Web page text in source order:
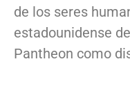
de los seres
estadounidense
Pantheon como